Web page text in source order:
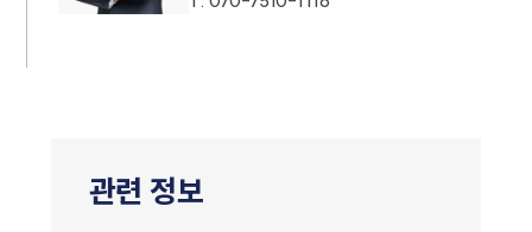
관련 정보